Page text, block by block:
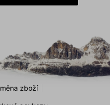
zboží